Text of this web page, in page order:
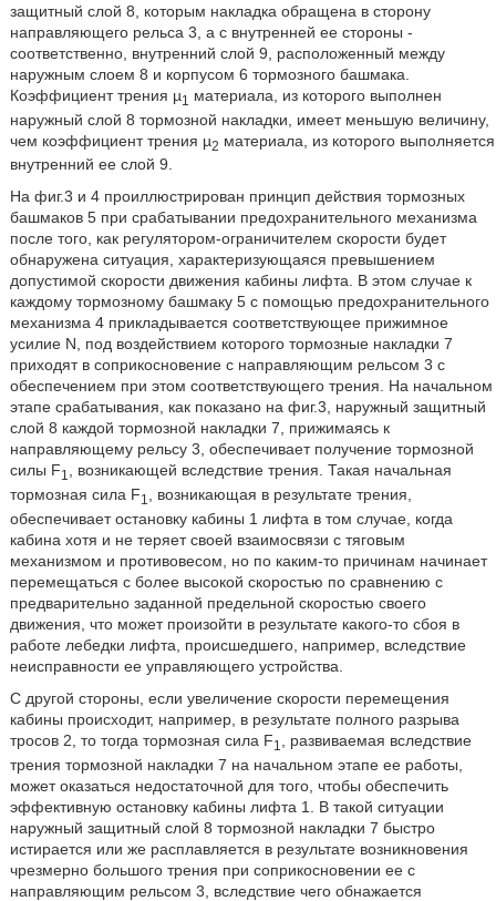
защитный слой 8, которым накладка обращена в сторону
направляющего рельса 3, а с внутренней ее стороны -
соответственно, внутренний слой 9, расположенный между
наружным слоем 8 и корпусом 6 тормозного башмака.
Коэффициент трения µ1
материала, из которого выполнен
наружный слой 8 тормозной накладки, имеет меньшую величину,
чем коэффициент трения µ2 материала, из которого выполняется
внутренний ее слой 9.
На фиг.3 и 4 проиллюстрирован принцип действия тормозных
башмаков 5 при срабатывании предохранительного механизма
после того, как регулятором-ограничителем скорости будет
обнаружена ситуация, характеризующаяся превышением
допустимой скорости движения кабины лифта. В этом случае к
каждому тормозному башмаку 5 с помощью предохранительного
механизма 4 прикладывается соответствующее прижимное
усилие N, под воздействием которого тормозные накладки 7
приходят в соприкосновение с направляющим рельсом 3 с
обеспечением при этом соответствующего трения. На начальном
этапе срабатывания, как показано на фиг.3, наружный защитный
слой 8 каждой тормозной накладки 7, прижимаясь к
направляющему рельсу 3, обеспечивает получение тормозной
силы F1 , возникающей вследствие трения. Такая начальная
тормозная сила F1
, возникающая в результате трения,
обеспечивает остановку кабины 1 лифта в том случае, когда
кабина хотя и не теряет своей взаимосвязи с тяговым
механизмом и противовесом, но по каким-то причинам начинает
перемещаться с более высокой скоростью по сравнению с
предварительно заданной предельной скоростью своего
движения, что может произойти в результате какого-то сбоя в
работе лебедки лифта, происшедшего, например, вследствие
неисправности ее управляющего устройства.
С другой стороны, если увеличение скорости перемещения
кабины происходит, например, в результате полного разрыва
тросов 2, то тогда тормозная сила F1
, развиваемая вследствие
трения тормозной накладки 7 на начальном этапе ее работы,
может оказаться недостаточной для того, чтобы обеспечить
эффективную остановку кабины лифта 1. В такой ситуации
наружный защитный слой 8 тормозной накладки 7 быстро
истирается или же расплавляется в результате возникновения
чрезмерно большого трения при соприкосновении ее с
направляющим рельсом 3, вследствие чего обнажается